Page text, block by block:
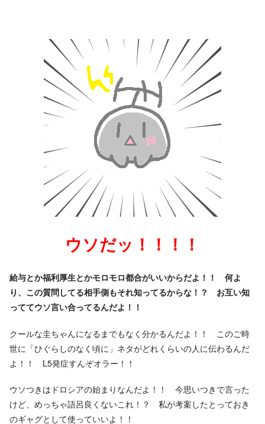
ウソだッ！！！！
給与とか福利厚生とかモロモロ都合がいいからだよ！！ 何よ
り、この質問してる相手側もそれ知ってるからな！？ お互い知
っててウソ言い合ってるんだよ！！
クールな圭ちゃんになるまでもなく分かるんだよ！！ このご時
世に「ひぐらしのなく頃に」ネタがどれくらいの人に伝わるんだ
よ！！ L5発症すんぞオラー！！
ウソつきはドロシアの始まりなんだよ！！ 今思いつきで言った
けど、めっちゃ語呂良くないこれ！？ 私が考案したとっておき
のギャグとして使っていいよ！！